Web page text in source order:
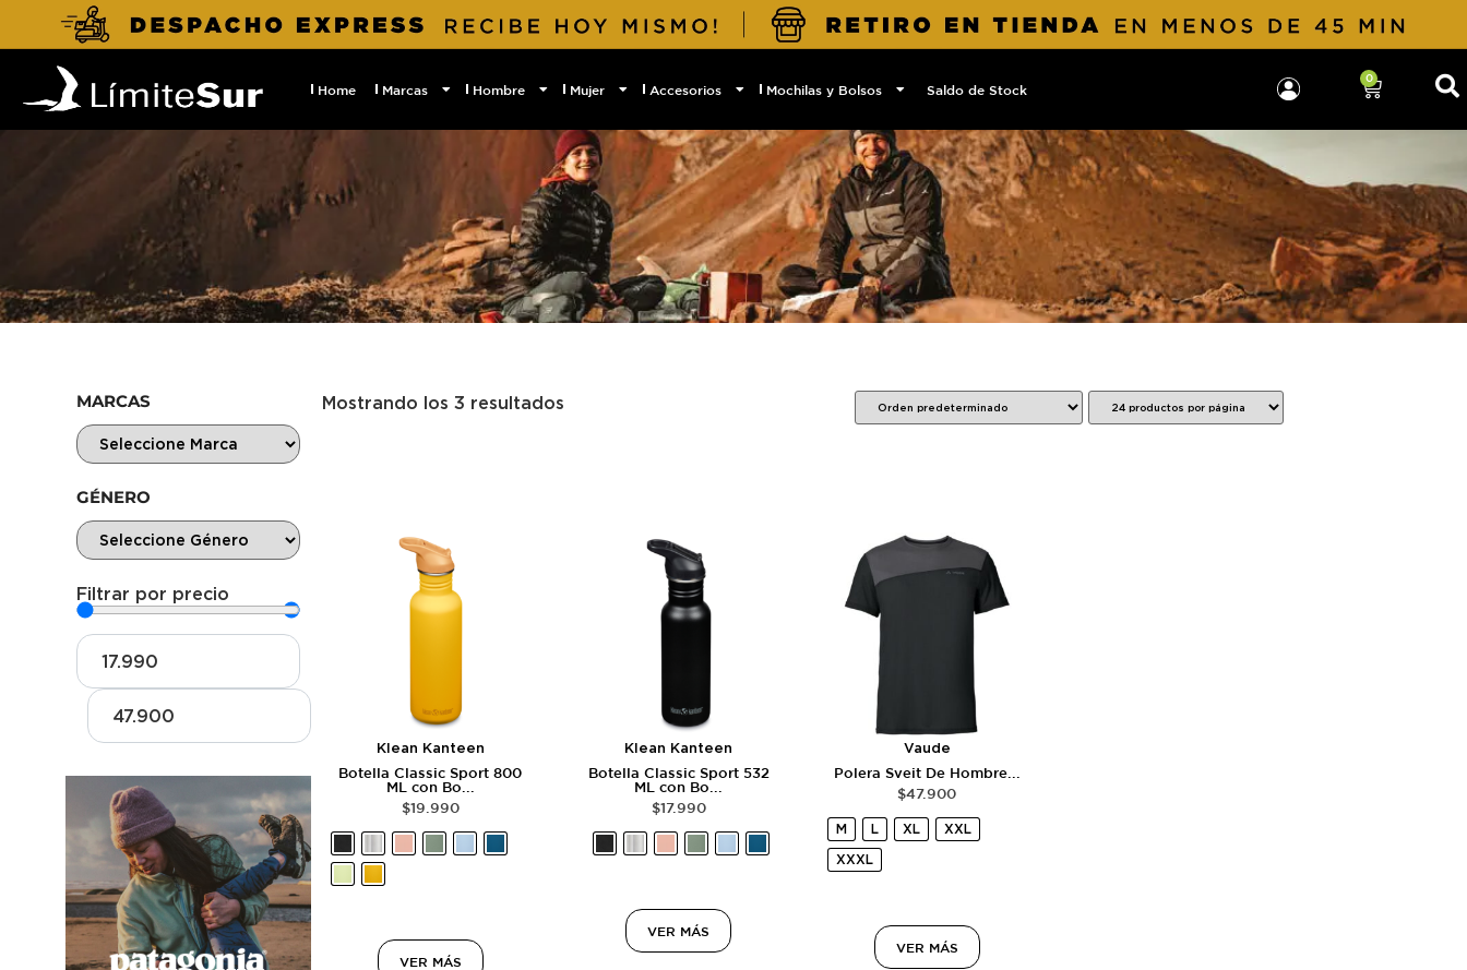
Home Marcas Hombre Mujer Accesorios Mochilas y Bolsos Saldo de Stock
0
MARCAS
GÉNERO
Filtrar por precio
Mostrando los 3 resultados
Klean Kanteen
Botella Classic Sport 800
ML con Bo...
$19.990
VER MÁS
Klean Kanteen
Botella Classic Sport 532
ML con Bo...
$17.990
VER MÁS
Vaude
Polera Sveit De Hombre...
$47.900
M L XL
XXL
XXXL
VER MÁS